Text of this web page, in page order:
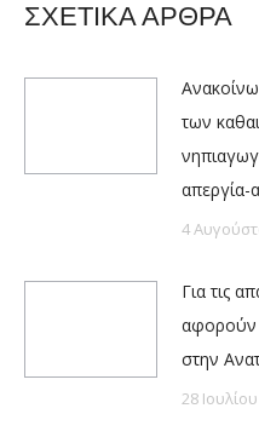
ΣΧΕΤΙΚΑ ΑΡΘΡΑ
των
απεργία-
4
Για τις
αφορούν
στην
28